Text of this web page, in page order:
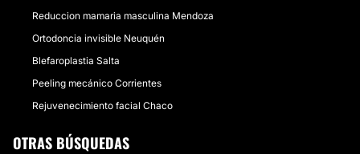
Reduccion mamaria masculina Mendoza
Ortodoncia invisible Neuquén
Blefaroplastia Salta
Peeling mecánico Corrientes
Rejuvenecimiento facial Chaco
OTRAS BÚSQUEDAS